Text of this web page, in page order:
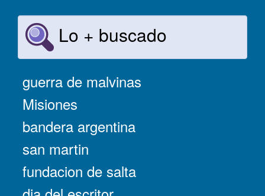
Lo + buscado
guerra de malvinas
Misiones
bandera argentina
san martin
fundacion de salta